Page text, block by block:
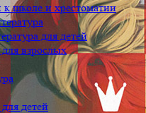
школе и хрестоматии
для детей
взрослых
детей